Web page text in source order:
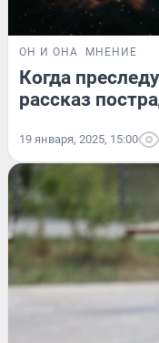
ОН И ОНА МНЕНИЕ
Когда
рассказ
19 января, 2025, 15:00